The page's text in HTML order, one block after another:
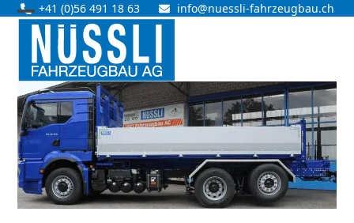
Skip
content
+41 (0)56 491 18 63 info@nuessli-fahrzeugbau.ch
Open
mobile
menu
Close
mobile
menu